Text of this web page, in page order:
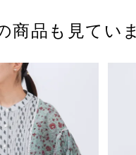
商品も見てい